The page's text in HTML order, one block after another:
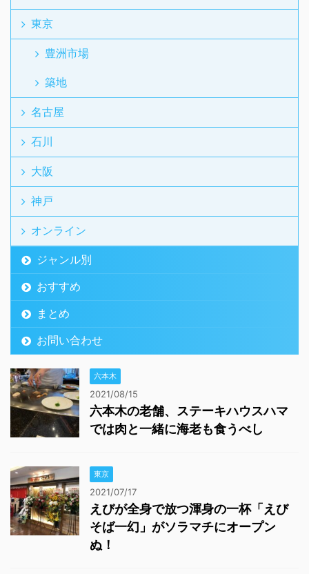
東京
豊洲市場
築地
名古屋
石川
大阪
神戸
オンライン
ジャンル別
おすすめ
まとめ
お問い合わせ
六本木
2021/08/15
六本木の老舗、ステーキハウスハマ
では肉と一緒に海老も食うべし
東京
2021/07/17
えびが全身で放つ渾身の一杯「えび
そば一幻」がソラマチにオープン
ぬ！